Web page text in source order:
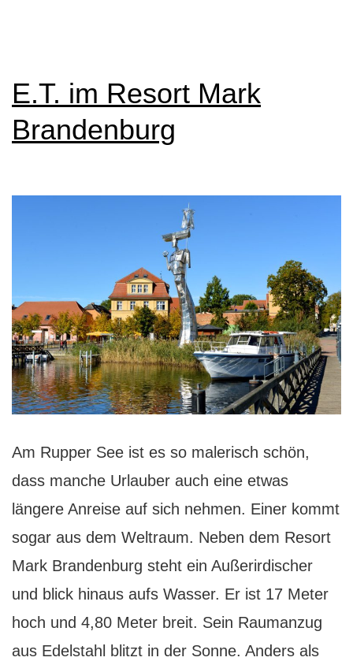
Wohlfühl-
E.T. im Resort Mark
Brandenburg
Am Rupper See ist es so malerisch schön,
dass manche Urlauber auch eine etwas
längere Anreise auf sich nehmen. Einer kommt
sogar aus dem Weltraum. Neben dem Resort
Mark Brandenburg steht ein Außerirdischer
und blick hinaus aufs Wasser. Er ist 17 Meter
hoch und 4,80 Meter breit. Sein Raumanzug
aus Edelstahl blitzt in der Sonne. Anders als